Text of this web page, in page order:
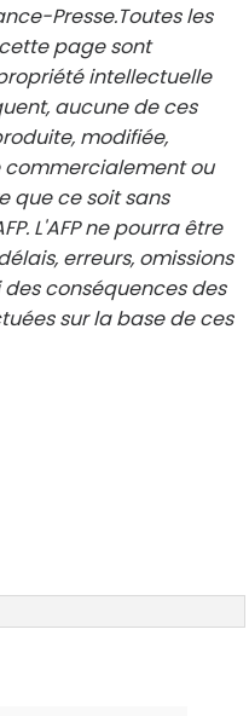
Presse.Toutes les
page sont
intellectuelle
aucune de ces
modifiée,
commercialement ou
que ce soit sans
L'AFP ne pourra être
erreurs, omissions
conséquences des
sur la base de ces